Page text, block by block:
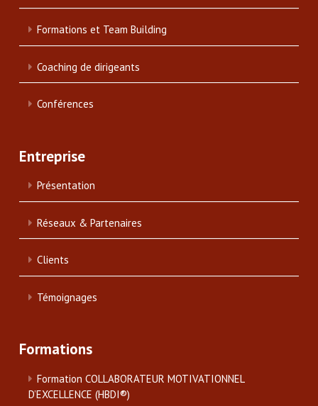
Formations et Team Building
Coaching de dirigeants
Conférences
Entreprise
Présentation
Réseaux & Partenaires
Clients
Témoignages
Formations
Formation COLLABORATEUR MOTIVATIONNEL
D’EXCELLENCE (HBDI®)